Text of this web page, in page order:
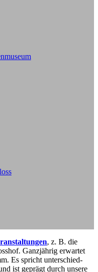
, z. B. die
Ganzjährig erwartet
Es spricht unter­schied­
ist geprägt durch unsere